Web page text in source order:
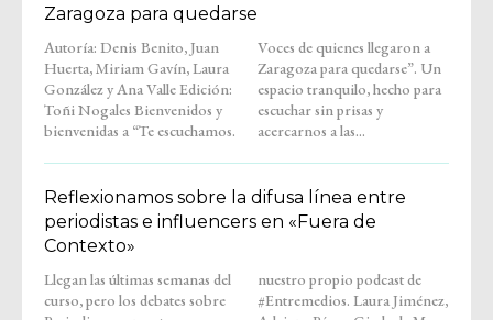
Zaragoza para quedarse
Autoría: Denis Benito, Juan
Huerta, Miriam Gavín, Laura
González y Ana Valle Edición:
Toñi Nogales Bienvenidos y
bienvenidas a “Te escuchamos.
Voces de quienes llegaron a
Zaragoza para quedarse”. Un
espacio tranquilo, hecho para
escuchar sin prisas y
acercarnos a las...
Reflexionamos sobre la difusa línea entre
periodistas e influencers en «Fuera de
Contexto»
Llegan las últimas semanas del
curso, pero los debates sobre
nuestro propio podcast de
#Entremedios. Laura Jiménez,